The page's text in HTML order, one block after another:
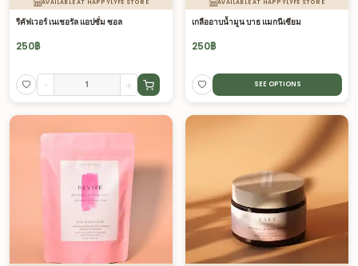
AVAILABLE AT HAPPYLYFE STORE
รีคัฟเวอร์ เนเชอรัล แอปซั่ม ซอล
250฿
- +
AVAILABLE AT HAPPYLYFE STORE
เกลืออาบน้ำมูน บาธ แมกนีเซียม
250฿
SEE OPTIONS